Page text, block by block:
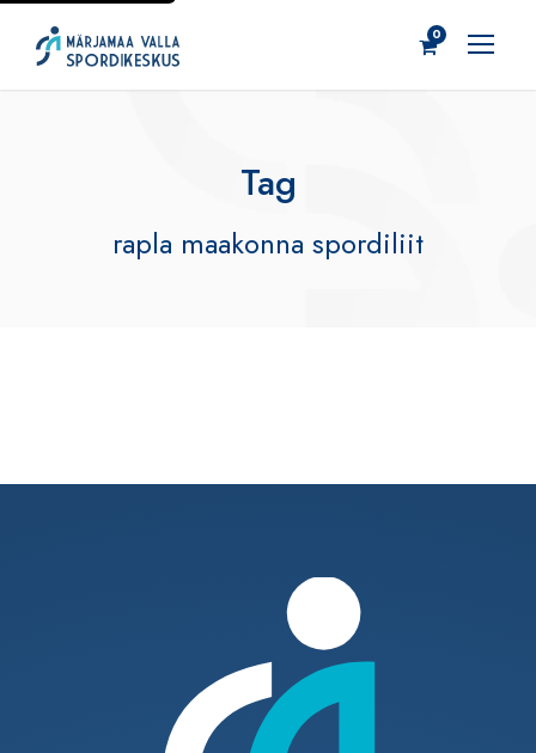
0
Tag
rapla maakonna spordiliit